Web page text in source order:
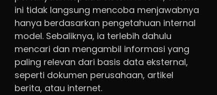
ini tidak langsung mencoba menjawabnya
hanya berdasarkan pengetahuan internal
model. Sebaliknya, ia terlebih dahulu
mencari dan mengambil informasi yang
paling relevan dari basis data eksternal,
seperti dokumen perusahaan, artikel
berita, atau internet.